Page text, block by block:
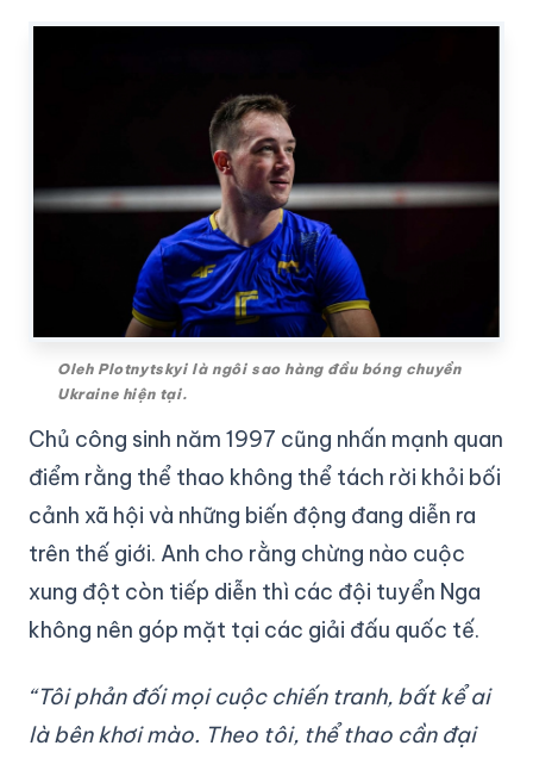
Oleh Plotnytskyi là ngôi sao hàng đầu bóng chuyền
Ukraine hiện tại.
Chủ công sinh năm 1997 cũng nhấn mạnh quan
điểm rằng thể thao không thể tách rời khỏi bối
cảnh xã hội và những biến động đang diễn ra
trên thế giới. Anh cho rằng chừng nào cuộc
xung đột còn tiếp diễn thì các đội tuyển Nga
không nên góp mặt tại các giải đấu quốc tế.
“Tôi phản đối mọi cuộc chiến tranh, bất kể ai
là bên khơi mào. Theo tôi, thể thao cần đại